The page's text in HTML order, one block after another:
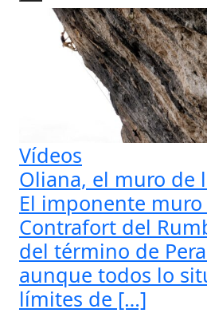
Vídeos
Oliana, el muro de
El imponente muro
Contrafort del
del término de
aunque todos lo
límites de […]